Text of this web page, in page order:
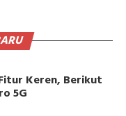
Keren, Berikut
5G